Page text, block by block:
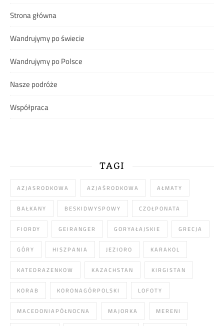
Strona główna
Wandrujymy po świecie
Wandrujymy po Polsce
Nasze podróże
Współpraca
TAGI
AZJASRODKOWA AZJAŚRODKOWA AŁMATY
BAŁKANY BESKIDWYSPOWY CZOŁPONATA
FIORDY GEIRANGER GORYAŁAJSKIE GRECJA
GÓRY HISZPANIA JEZIORO KARAKOL
KATEDRAZENKOW KAZACHSTAN KIRGISTAN
KORAB KORONAGÓRPOLSKI LOFOTY
MACEDONIAPÓŁNOCNA MAJORKA MERENI